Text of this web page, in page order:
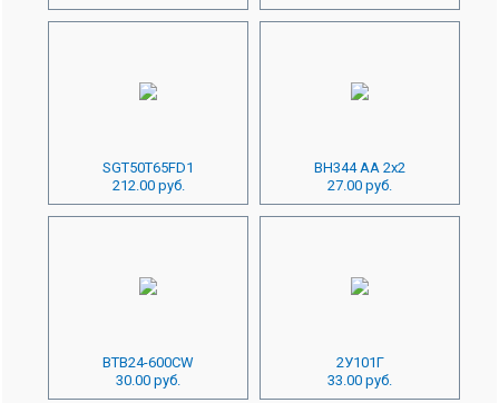
SGT50T65FD1
212.00 руб.
BH344 AA 2x2
27.00 руб.
BTB24-600CW
30.00 руб.
2У101Г
33.00 руб.